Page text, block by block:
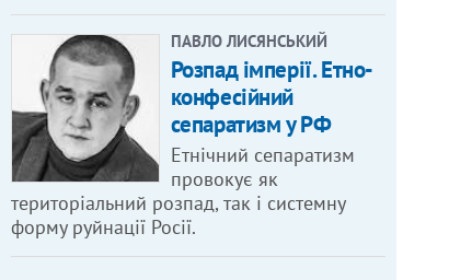
ПАВЛО ЛИСЯНСЬКИЙ
Розпад імперії. Етно-
конфесійний
сепаратизм у РФ
Етнічний сепаратизм
провокує як
територіальний розпад, так і системну
форму руйнації Росії.